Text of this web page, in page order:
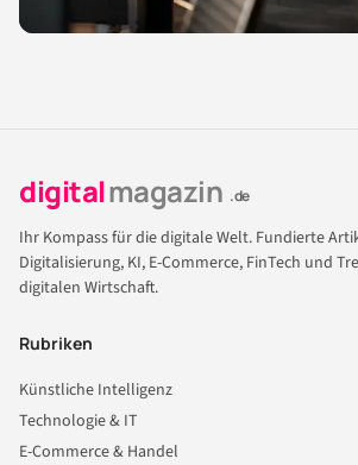
digitalmagazin .de
Ihr Kompass für die digitale Welt. Fundierte
Digitalisierung, KI, E-Commerce, FinTech und
digitalen Wirtschaft.
Rubriken
Künstliche Intelligenz
Technologie & IT
E-Commerce & Handel